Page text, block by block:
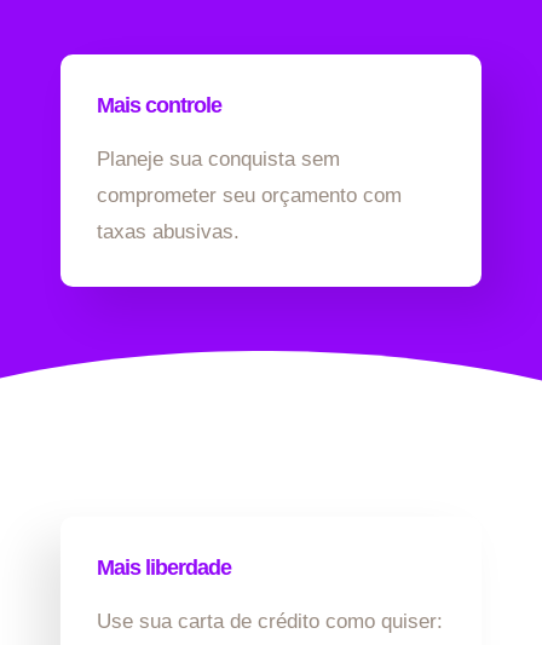
Mais controle
Planeje sua conquista sem
comprometer seu orçamento com
taxas abusivas.
Mais liberdade
Use sua carta de crédito como quiser: